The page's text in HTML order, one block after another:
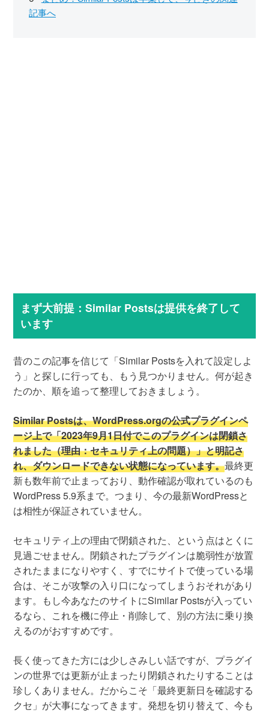
記事へ
まず大前提：Similar Postsは提供を終了して
います
昔のこの記事を信じて「Similar Postsを入れて設定しよ
う」と探しに行っても、もう見つかりません。何が起き
たのか、順を追って整理しておきましょう。
Similar Postsは、WordPress.orgの公式プラグインペ
ージ上で「2023年9月1日付でこのプラグインは閉鎖さ
れました（理由：セキュリティ上の問題）」と明記さ
れ、ダウンロードできない状態になっています。最終更
新も数年前で止まっており、動作確認が取れているのも
WordPress 5.9系まで。つまり、今の最新WordPressと
は相性が保証されていません。
セキュリティ上の理由で閉鎖された、という点はとくに
見過ごせません。閉鎖されたプラグインは脆弱性が放置
されたままになりやすく、すでにサイトで使っている場
合は、そこが攻撃の入り口になってしまうおそれがあり
ます。もし今あなたのサイトにSimilar Postsが入ってい
るなら、これを機に停止・削除して、別の方法に乗り換
えるのがおすすめです。
長く使ってきた方には少しさみしい話ですが、プラグイ
ンの世界では更新が止まったり閉鎖されたりすることは
珍しくありません。だからこそ「最終更新日を確認する
クセ」が大事になってきます。発想を切り替えて、今も